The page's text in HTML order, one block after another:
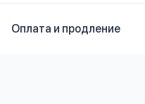
Оплата и продление